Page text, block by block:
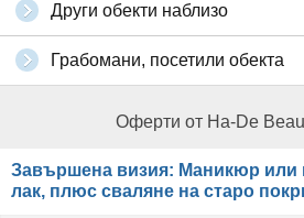
Други обекти наблизо
Грабомани, посетили обекта
Оферти от На-De
Завършена визия: Маникюр или
лак, плюс сваляне на старо